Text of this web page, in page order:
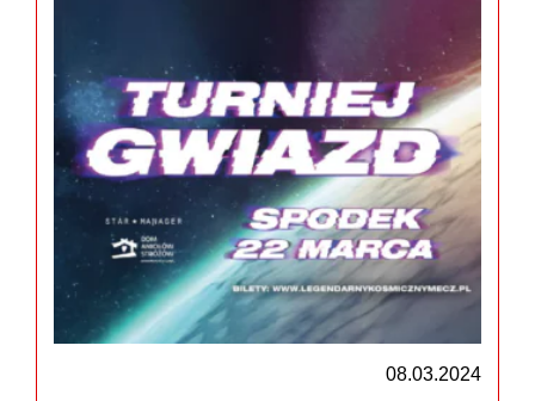
08.03.2024